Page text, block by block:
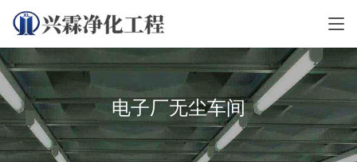
电子厂无尘车间